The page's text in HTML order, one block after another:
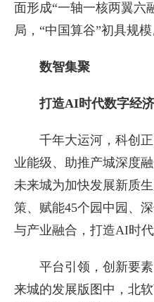
面形成“一轴一核两翼六
局，“中国算谷”初具规模
数智集聚
打造AI时代数字经
千年大运河，科创
业能级、助推产城深度
未来城为加快发展新质
策、赋能45个园中园、
与产业融合，打造AI时代
平台引领，创新要
来城的发展版图中，北